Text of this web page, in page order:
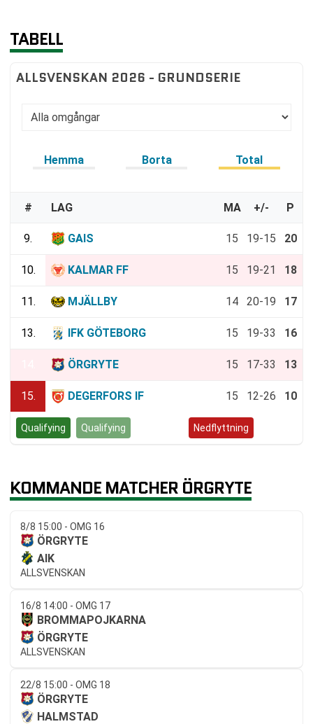
TABELL
ALLSVENSKAN 2026 - GRUNDSERIE
Hemma Borta Total
# LAG MA +/- P
9. GAIS 15 19-15 20
10. KALMAR FF 15 19-21 18
11. MJÄLLBY 14 20-19 17
13. IFK GÖTEBORG 15 19-33 16
ÖRGRYTE 15 17-33 13
15. DEGERFORS IF 15 12-26 10
Qualifying Qualifying Nedflyttning
KOMMANDE MATCHER ÖRGRYTE
8/8 15:00 - OMG 16
ÖRGRYTE
AIK
ALLSVENSKAN
16/8 14:00 - OMG 17
BROMMAPOJKARNA
ÖRGRYTE
ALLSVENSKAN
22/8 15:00 - OMG 18
ÖRGRYTE
HALMSTAD